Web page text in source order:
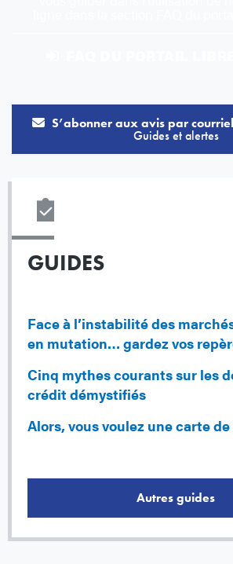
S’abonner aux avis par
Guides et alertes
GUIDES
Face à l’instabilité des
en mutation… gardez vos
Cinq mythes courants sur les
crédit démystifiés
Alors, vous voulez une carte
Autres guides